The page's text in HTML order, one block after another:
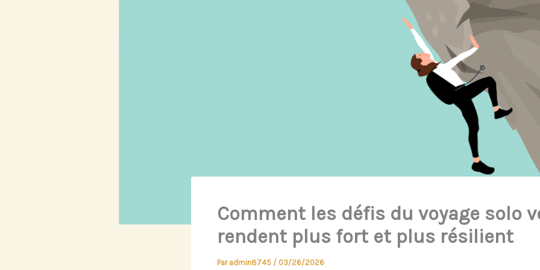
Comment les défis du voyage solo
rendent plus fort et plus résilient
Par admin8745 / 03/26/2026